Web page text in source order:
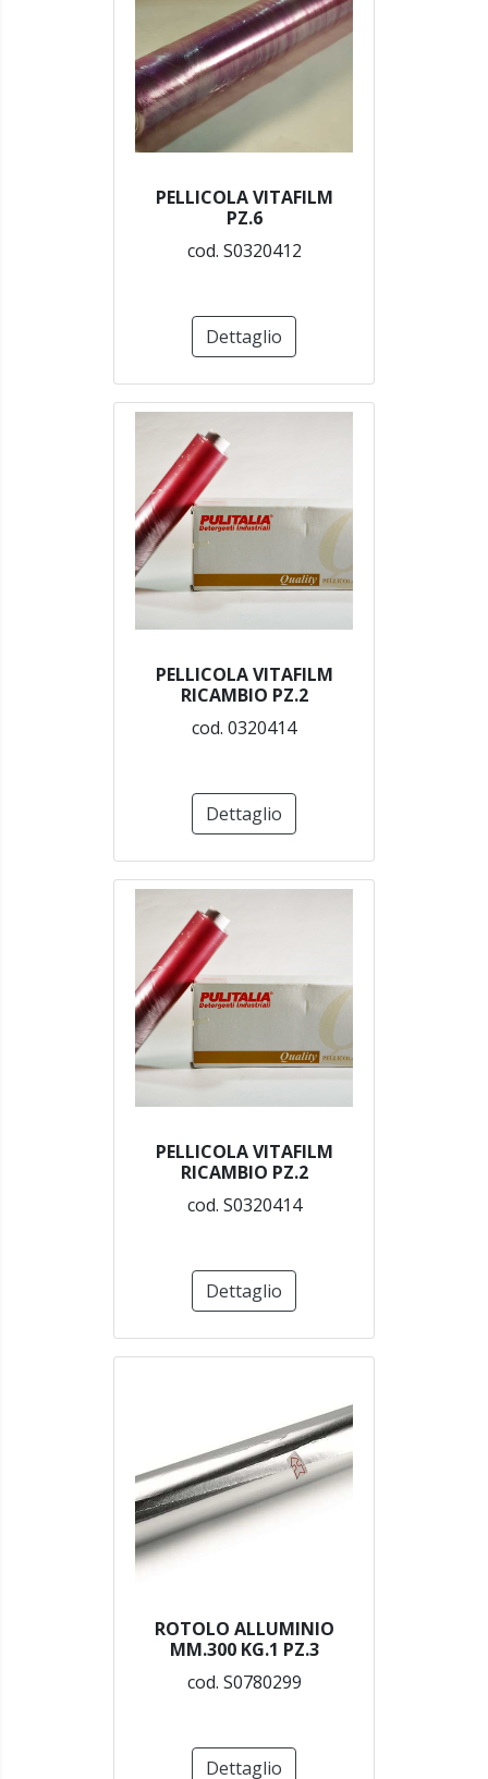
PELLICOLA VITAFILM
PZ.6
cod. S0320412
Dettaglio
PELLICOLA VITAFILM
RICAMBIO PZ.2
cod. 0320414
Dettaglio
PELLICOLA VITAFILM
RICAMBIO PZ.2
cod. S0320414
Dettaglio
ROTOLO ALLUMINIO
MM.300 KG.1 PZ.3
cod. S0780299
Dettaglio